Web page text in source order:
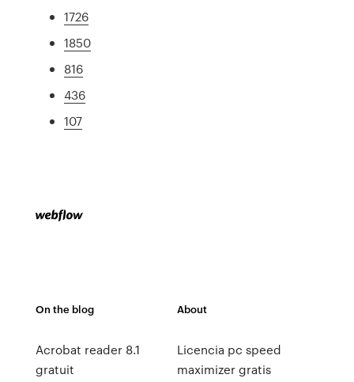
1726
1850
816
436
107
On the blog
Acrobat reader 8.1
gratuit
About
Licencia pc speed
maximizer gratis